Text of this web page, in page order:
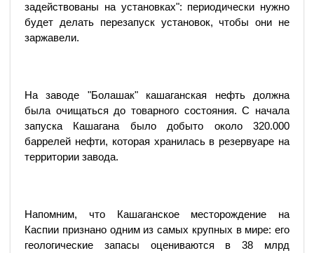
задействованы на установках": периодически нужно
будет делать перезапуск установок, чтобы они не
заржавели.
На заводе "Болашак" кашаганская нефть должна
была очищаться до товарного состояния. С начала
запуска Кашагана было добыто около 320.000
баррелей нефти, которая хранилась в резервуаре на
территории завода.
Напомним, что Кашаганское месторождение на
Каспии признано одним из самых крупных в мире: его
геологические запасы оцениваются в 38 млрд